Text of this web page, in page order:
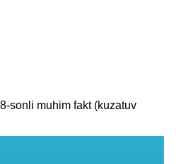
sonli muhim fakt (kuzatuv